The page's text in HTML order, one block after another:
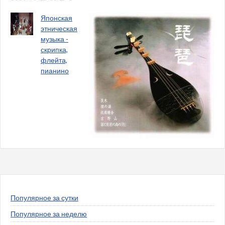
Японская
этническая
музыка -
скрипка,
флейта,
пианино
Популярное за сутки
Популярное за неделю